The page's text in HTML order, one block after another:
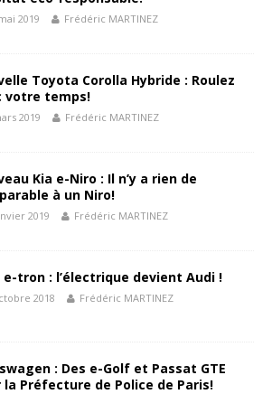
2019 Frédéric MARTINEZ
Toyota Corolla Hybride : Roulez
votre temps!
2019 Frédéric MARTINEZ
Kia e-Niro : Il n’y a rien de
à un Niro!
2019 Frédéric MARTINEZ
e-tron : l’électrique devient Audi !
2018 Frédéric MARTINEZ
: Des e-Golf et Passat GTE
la Préfecture de Police de Paris!